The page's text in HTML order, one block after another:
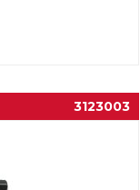
3123003